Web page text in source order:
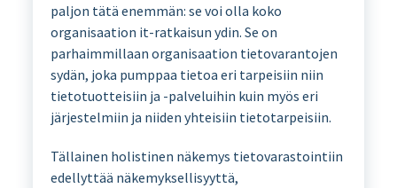
paljon tätä enemmän: se voi olla koko
organisaation it-ratkaisun ydin. Se on
parhaimmillaan organisaation tietovarantojen
sydän, joka pumppaa tietoa eri tarpeisiin niin
tietotuotteisiin ja -palveluihin kuin myös eri
järjestelmiin ja niiden yhteisiin tietotarpeisiin.
Tällainen holistinen näkemys tietovarastointiin
edellyttää näkemyksellisyyttä,